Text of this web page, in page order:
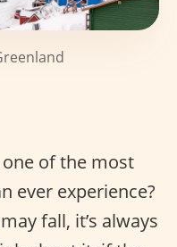
of the most
ever experience?
fall, it’s always